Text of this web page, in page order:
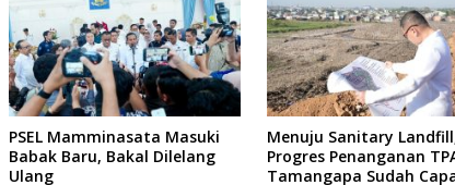
PSEL Mamminasata Masuki
Babak Baru, Bakal Dilelang
Ulang
Menuju Sanitary
Progres Penanganan
Tamangapa Sudah